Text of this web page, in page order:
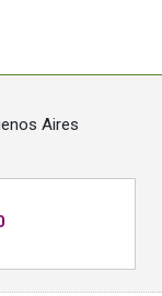
Aires